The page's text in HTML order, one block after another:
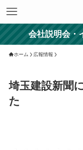
会社説明会・
ホーム 広報情報
埼玉建設新聞
た